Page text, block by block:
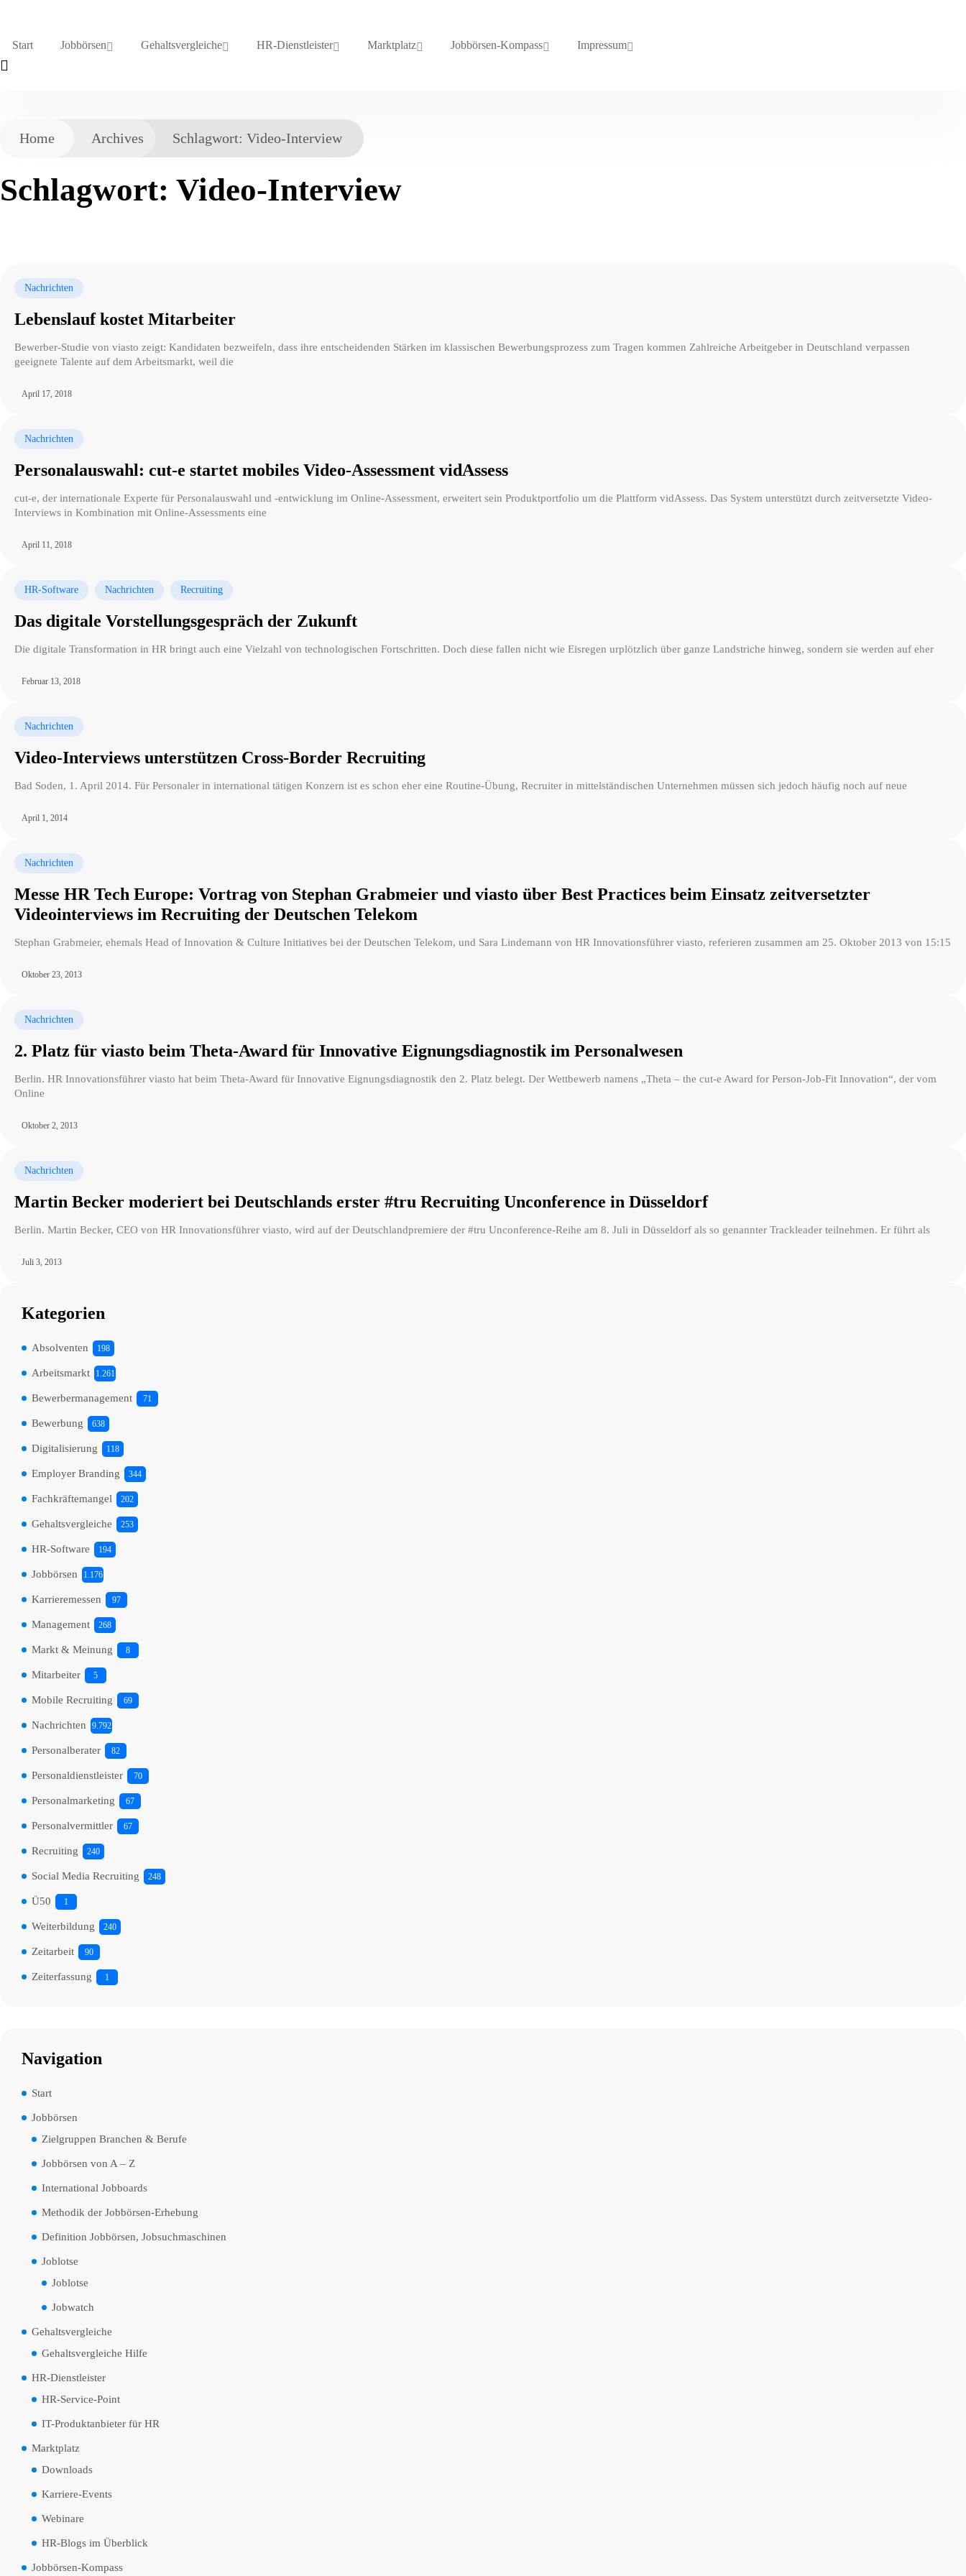
Start Jobbörsen Gehaltsvergleiche HR-Dienstleister Marktplatz Jobbörsen-Kompass Impressum
Home Archives Schlagwort: Video-Interview
Schlagwort: Video-Interview
Nachrichten
Lebenslauf kostet Mitarbeiter
Bewerber-Studie von viasto zeigt: Kandidaten bezweifeln, dass ihre entscheidenden Stärken im klassischen Bewerbungsprozess zum Tragen kommen Zahlreiche Arbeitgeber in Deutschland verpassen
geeignete Talente auf dem Arbeitsmarkt, weil die
April 17, 2018
Nachrichten
Personalauswahl: cut-e startet mobiles Video-Assessment vidAssess
cut-e, der internationale Experte für Personalauswahl und -entwicklung im Online-Assessment, erweitert sein Produktportfolio um die Plattform vidAssess. Das System unterstützt durch zeitversetzte Video-
Interviews in Kombination mit Online-Assessments eine
April 11, 2018
HR-Software Nachrichten Recruiting
Das digitale Vorstellungsgespräch der Zukunft
Die digitale Transformation in HR bringt auch eine Vielzahl von technologischen Fortschritten. Doch diese fallen nicht wie Eisregen urplötzlich über ganze Landstriche hinweg, sondern sie werden auf eher
Februar 13, 2018
Nachrichten
Video-Interviews unterstützen Cross-Border Recruiting
Bad Soden, 1. April 2014. Für Personaler in international tätigen Konzern ist es schon eher eine Routine-Übung, Recruiter in mittelständischen Unternehmen müssen sich jedoch häufig noch auf neue
April 1, 2014
Nachrichten
Messe HR Tech Europe: Vortrag von Stephan Grabmeier und viasto über Best Practices beim Einsatz zeitversetzter
Videointerviews im Recruiting der Deutschen Telekom
Stephan Grabmeier, ehemals Head of Innovation & Culture Initiatives bei der Deutschen Telekom, und Sara Lindemann von HR Innovationsführer viasto, referieren zusammen am 25. Oktober 2013 von 15:15
Oktober 23, 2013
Nachrichten
2. Platz für viasto beim Theta-Award für Innovative Eignungsdiagnostik im Personalwesen
Berlin. HR Innovationsführer viasto hat beim Theta-Award für Innovative Eignungsdiagnostik den 2. Platz belegt. Der Wettbewerb namens „Theta – the cut-e Award for Person-Job-Fit Innovation“, der vom
Online
Oktober 2, 2013
Nachrichten
Martin Becker moderiert bei Deutschlands erster #tru Recruiting Unconference in Düsseldorf
Berlin. Martin Becker, CEO von HR Innovationsführer viasto, wird auf der Deutschlandpremiere der #tru Unconference-Reihe am 8. Juli in Düsseldorf als so genannter Trackleader teilnehmen. Er führt als
Juli 3, 2013
Kategorien
Absolventen 198
Arbeitsmarkt 1.261
Bewerbermanagement 71
Bewerbung 638
Digitalisierung 118
Employer Branding 344
Fachkräftemangel 202
Gehaltsvergleiche 253
HR-Software 194
Jobbörsen 1.176
Karrieremessen 97
Management 268
Markt & Meinung 8
Mitarbeiter 5
Mobile Recruiting 69
Nachrichten 9.792
Personalberater 82
Personaldienstleister 70
Personalmarketing 67
Personalvermittler 67
Recruiting 240
Social Media Recruiting 248
Ü50 1
Weiterbildung 240
Zeitarbeit 90
Zeiterfassung 1
Navigation
Start
Jobbörsen
Zielgruppen Branchen & Berufe
Jobbörsen von A – Z
International Jobboards
Methodik der Jobbörsen-Erhebung
Definition Jobbörsen, Jobsuchmaschinen
Joblotse
Joblotse
Jobwatch
Gehaltsvergleiche
Gehaltsvergleiche Hilfe
HR-Dienstleister
HR-Service-Point
IT-Produktanbieter für HR
Marktplatz
Downloads
Karriere-Events
Webinare
HR-Blogs im Überblick
Jobbörsen-Kompass